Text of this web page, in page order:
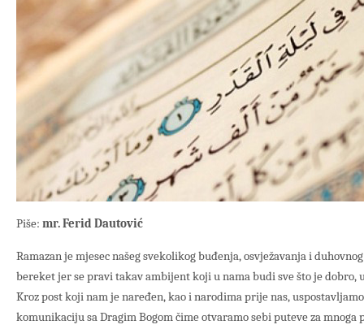
Piše: mr. Ferid Dautović
Ramazan je mjesec našeg svekolikog buđenja, osvježavanja i
bereket jer se pravi takav ambijent koji u nama budi sve što je dobro,
Kroz post koji nam je naređen, kao i narodima prije nas,
komunikaciju sa Dragim Bogom čime otvaramo sebi puteve za